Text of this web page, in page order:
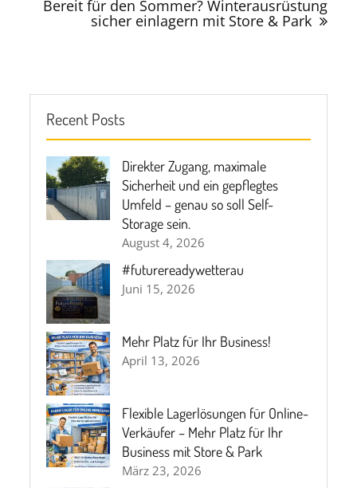
Bereit für den Sommer? Winterausrüstung
sicher einlagern mit Store & Park
Recent Posts
Direkter Zugang, maximale
Sicherheit und ein gepflegtes
Umfeld – genau so soll Self-
Storage sein.
August 4, 2026
#futurereadywetterau
Juni 15, 2026
Mehr Platz für Ihr Business!
April 13, 2026
Flexible Lagerlösungen für Online-
Verkäufer – Mehr Platz für Ihr
Business mit Store & Park
März 23, 2026